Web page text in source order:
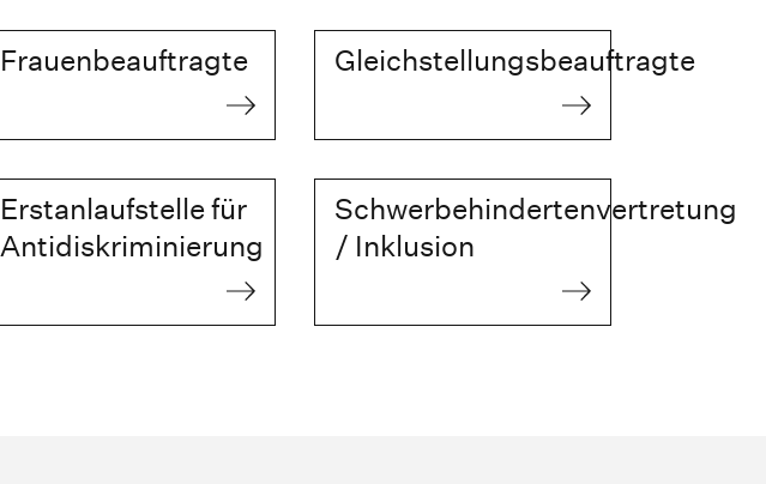
Frauenbeauftragte Gleichstellungsbeauftragte
Erstanlaufstelle für
Antidiskriminierung
Schwerbehindertenvertretung
/ Inklusion